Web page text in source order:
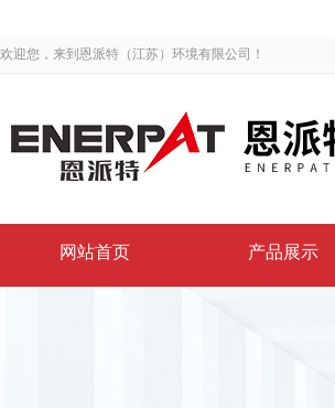
欢迎您，来到恩派特（江苏）环境有限公司！
网站首页 产品展示